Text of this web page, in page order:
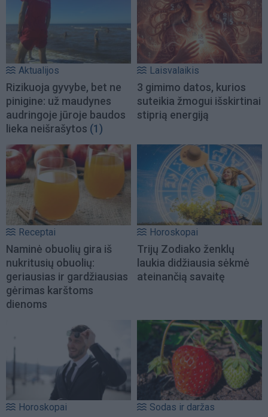
Aktualijos
Rizikuoja gyvybe, bet ne
pinigine: už maudynes
audringoje jūroje baudos
lieka neišrašytos (1)
Laisvalaikis
3 gimimo datos, kurios
suteikia žmogui išskirtinai
stiprią energiją
Receptai
Naminė obuolių gira iš
nukritusių obuolių:
geriausias ir gardžiausias
gėrimas karštoms
dienoms
Horoskopai
Trijų Zodiako ženklų
laukia didžiausia sėkmė
ateinančią savaitę
Horoskopai Sodas ir daržas